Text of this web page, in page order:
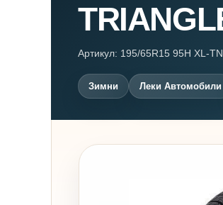
Артикул: 195/65R15 95H XL-
Зимни Леки Автомобили